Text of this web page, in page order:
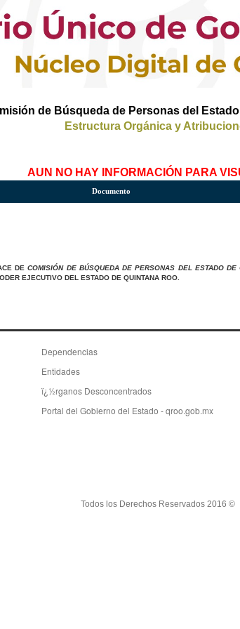
de Búsqueda de Personas del
Estructura Orgánica y
AUN NO HAY INFORMACIÓN PARA
Documento
DECOMISIÓN DE BÚSQUEDA DE PERSONAS DEL ESTADO DE
EJECUTIVO DEL ESTADO DE QUINTANA ROO.
Dependencias
Entidades
ï¿½rganos Desconcentrados
Portal del Gobierno del Estado - qroo.gob.mx
Todos los Derechos Reservados 2016 ©